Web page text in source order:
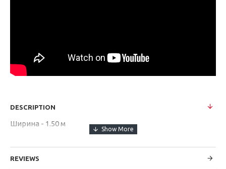
DESCRIPTION
Ширина - 1.50 м
REVIEWS